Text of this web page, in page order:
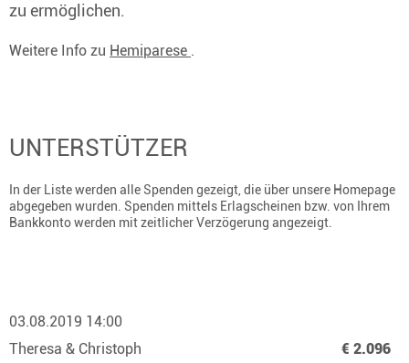
zu ermöglichen.
Weitere Info zu Hemiparese .
UNTERSTÜTZER
In der Liste werden alle Spenden gezeigt, die über unsere Homepage
abgegeben wurden. Spenden mittels Erlagscheinen bzw. von Ihrem
Bankkonto werden mit zeitlicher Verzögerung angezeigt.
03.08.2019 14:00
Theresa & Christoph
€ 2.096